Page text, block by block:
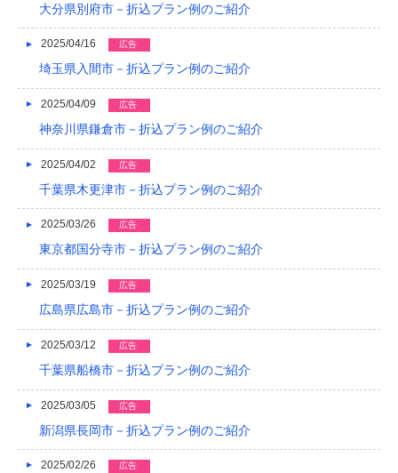
2014/08
2014/07
2014/04
2014/03
2014/02
2014/01
2013/12
2013/11
2013/09
2013/08
大分県別府市－折込プラン例のご紹介
2025/04/16 広告
埼玉県入間市－折込プラン例のご紹介
2025/04/09 広告
神奈川県鎌倉市－折込プラン例のご紹介
2025/04/02 広告
千葉県木更津市－折込プラン例のご紹介
2025/03/26 広告
東京都国分寺市－折込プラン例のご紹介
2025/03/19 広告
広島県広島市－折込プラン例のご紹介
2025/03/12 広告
千葉県船橋市－折込プラン例のご紹介
2025/03/05 広告
新潟県長岡市－折込プラン例のご紹介
2025/02/26 広告